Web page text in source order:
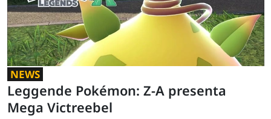
NEWS
Leggende Pokémon: Z-A presenta
Mega Victreebel